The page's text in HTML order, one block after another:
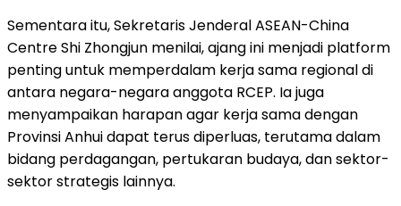
Sementara itu, Sekretaris Jenderal ASEAN-China
Centre Shi Zhongjun menilai, ajang ini menjadi platform
penting untuk memperdalam kerja sama regional di
antara negara-negara anggota RCEP. Ia juga
menyampaikan harapan agar kerja sama dengan
Provinsi Anhui dapat terus diperluas, terutama dalam
bidang perdagangan, pertukaran budaya, dan sektor-
sektor strategis lainnya.